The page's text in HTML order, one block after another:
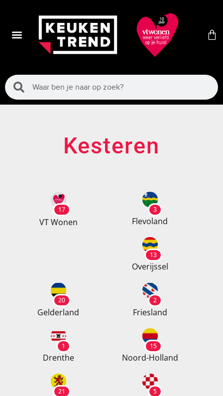
Kesteren
17
VT Wonen
3
Flevoland
13
Overijssel
20
Gelderland
2
Friesland
1
Drenthe
15
Noord-Holland
21 5